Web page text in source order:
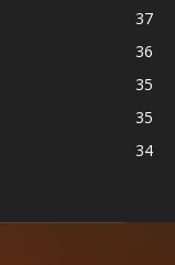
37
36
35
35
34